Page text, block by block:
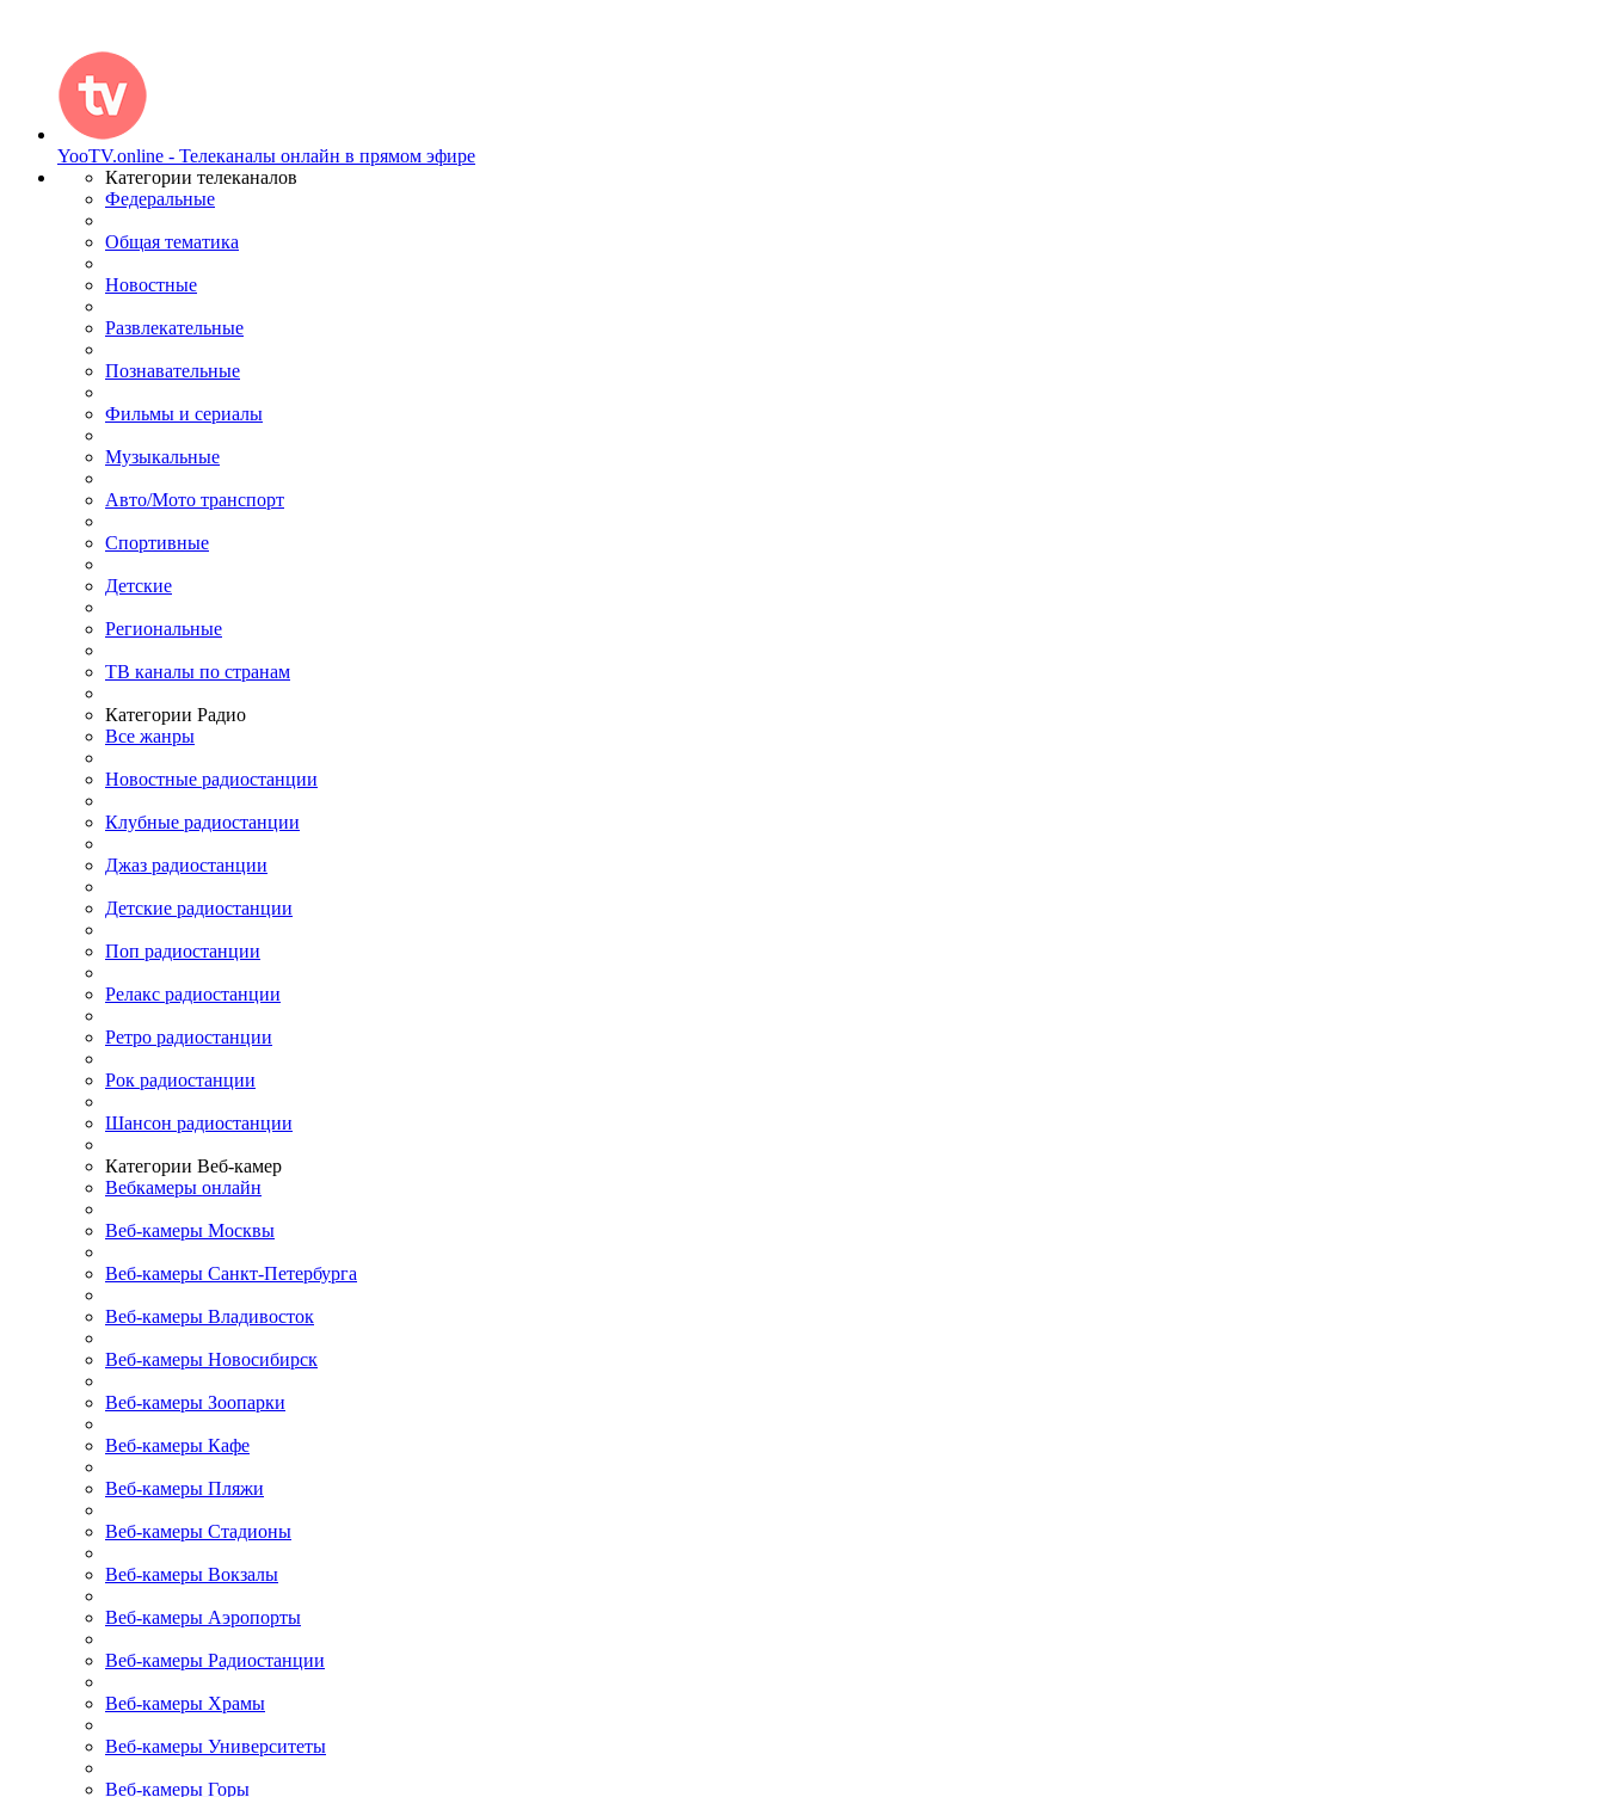
YooTV.online - Телеканалы онлайн в прямом эфире
Категории телеканалов
Федеральные
Общая тематика
Новостные
Развлекательные
Познавательные
Фильмы и сериалы
Музыкальные
Авто/Мото транспорт
Спортивные
Детские
Региональные
ТВ каналы по странам
Категории Радио
Все жанры
Новостные радиостанции
Клубные радиостанции
Джаз радиостанции
Детские радиостанции
Поп радиостанции
Релакс радиостанции
Ретро радиостанции
Рок радиостанции
Шансон радиостанции
Категории Веб-камер
Вебкамеры онлайн
Веб-камеры Москвы
Веб-камеры Санкт-Петербурга
Веб-камеры Владивосток
Веб-камеры Новосибирск
Веб-камеры Зоопарки
Веб-камеры Кафе
Веб-камеры Пляжи
Веб-камеры Стадионы
Веб-камеры Вокзалы
Веб-камеры Аэропорты
Веб-камеры Радиостанции
Веб-камеры Храмы
Веб-камеры Университеты
Веб-камеры Горы